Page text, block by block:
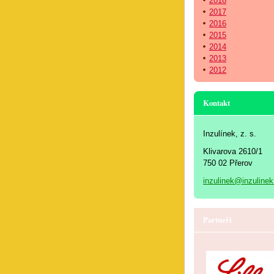
2017
2016
2015
2014
2013
2012
Kontakt
Inzulínek, z. s.
Klivarova 2610/1
750 02 Přerov
Partneři